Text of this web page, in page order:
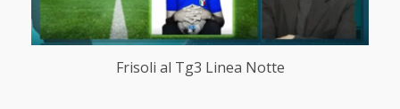
Frisoli al Tg3 Linea Notte